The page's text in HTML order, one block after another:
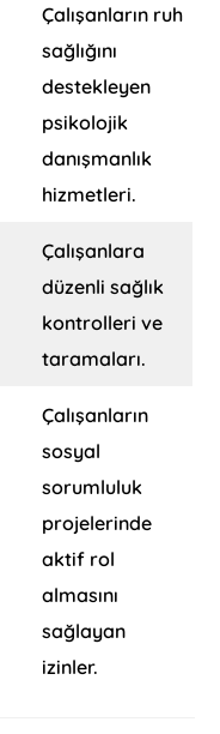
Çalışanların ruh
sağlığını
destekleyen
psikolojik
danışmanlık
hizmetleri.
Çalışanlara
düzenli sağlık
kontrolleri ve
taramaları.
Çalışanların
sosyal
sorumluluk
projelerinde
aktif rol
almasını
sağlayan
izinler.